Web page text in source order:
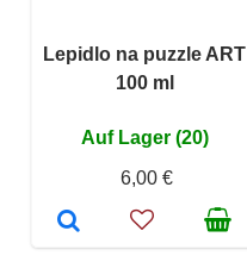
Lepidlo na puzzle ART
100 ml
Auf Lager (20)
6,00 €